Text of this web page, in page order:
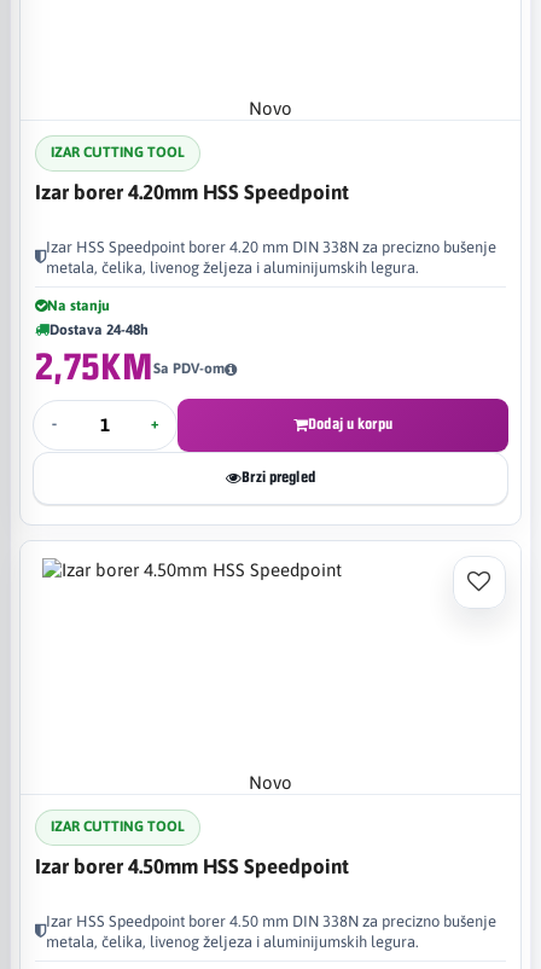
Novo
IZAR CUTTING TOOL
Izar borer 4.20mm HSS Speedpoint
Izar HSS Speedpoint borer 4.20 mm DIN 338N za precizno bušenje
metala, čelika, livenog željeza i aluminijumskih legura.
Na stanju
Dostava 24-48h
2,75KMSa PDV-om
- + Dodaj u korpu
Brzi pregled
Novo
IZAR CUTTING TOOL
Izar borer 4.50mm HSS Speedpoint
Izar HSS Speedpoint borer 4.50 mm DIN 338N za precizno bušenje
metala, čelika, livenog željeza i aluminijumskih legura.